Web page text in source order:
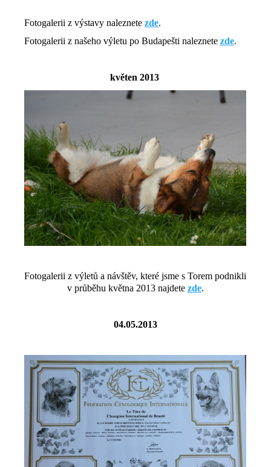
Fotogalerii z výstavy naleznete zde.
Fotogalerii z našeho výletu po Budapešti naleznete zde.
květen 2013
Fotogalerii z výletů a návštěv, které jsme s Torem podnikli
v průběhu května 2013 najdete zde.
04.05.2013